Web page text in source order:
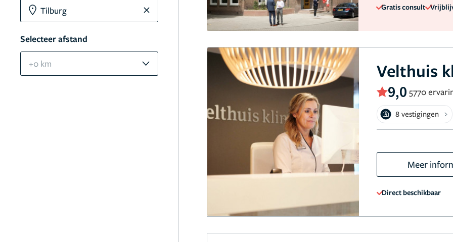
Selecteer afstand
+0 km
Gratis consult
Velthuis
9,0 5770
8 vestigingen
Meer
Direct beschikbaar